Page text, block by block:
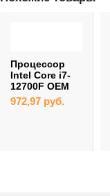
Процессор
Intel Core i7-
12700F OEM
972,97 руб.